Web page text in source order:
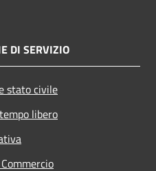
DI SERVIZIO
stato civile
libero